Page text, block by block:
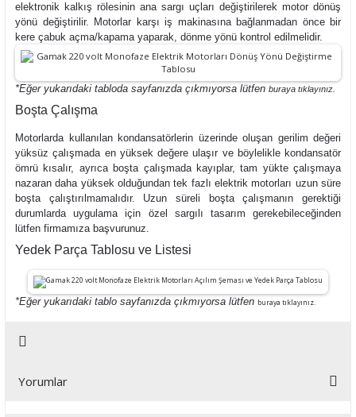
elektronik kalkış rölesinin ana sargı uçları değiştirilerek motor dönüş
yönü değiştirilir. Motorlar karşı iş makinasına bağlanmadan önce bir
kere çabuk açma/kapama yaparak, dönme yönü kontrol edilmelidir.
*Eğer yukarıdaki tabloda sayfanızda çıkmıyorsa lütfen buraya tıklayınız.
Boşta Çalışma
Motorlarda kullanılan kondansatörlerin üzerinde oluşan gerilim değeri
yüksüz çalışmada en yüksek değere ulaşır ve böylelikle kondansatör
ömrü kısalır, ayrıca boşta çalışmada kayıplar, tam yükte çalışmaya
nazaran daha yüksek olduğundan tek fazlı elektrik motorları uzun süre
boşta çalıştırılmamalıdır. Uzun süreli boşta çalışmanın gerektiği
durumlarda uygulama için özel sargılı tasarım gerekebileceğinden
lütfen firmamıza başvurunuz.
Yedek Parça Tablosu ve Listesi
*Eğer yukarıdaki tablo sayfanızda çıkmıyorsa lütfen buraya tıklayınız.
Yorumlar